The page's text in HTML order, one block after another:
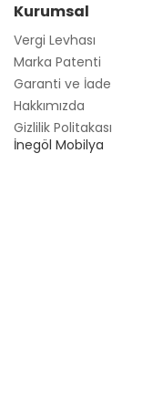
Kurumsal
Vergi Levhası
Marka Patenti
Garanti ve İade
Hakkımızda
Gizlilik Politakası
İnegöl Mobilya